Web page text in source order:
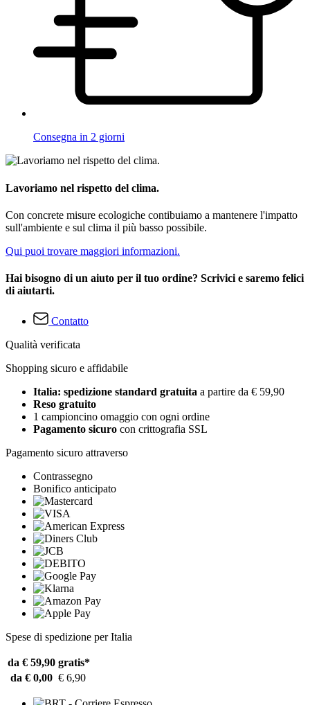
Consegna in 2 giorni
Lavoriamo nel rispetto del clima.
Con concrete misure ecologiche contibuiamo a mantenere l'impatto
sull'ambiente e sul clima il più basso possibile.
Qui puoi trovare maggiori informazioni.
Hai bisogno di un aiuto per il tuo ordine? Scrivici e saremo felici
di aiutarti.
Contatto
Qualità verificata
Shopping sicuro e affidabile
Italia: spedizione standard gratuita a partire da € 59,90
Reso gratuito
1 campioncino omaggio con ogni ordine
Pagamento sicuro con crittografia SSL
Pagamento sicuro attraverso
Contrassegno
Bonifico anticipato
Spese di spedizione per Italia
da € 59,90 gratis*
da € 0,00 € 6,90